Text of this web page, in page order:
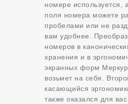
номере используется,
поля номера можете
пробелами или не
вам удобнее.
номеров в
хранения и в
экранных форм
возьмет на себя.
касающийся
также оказался для